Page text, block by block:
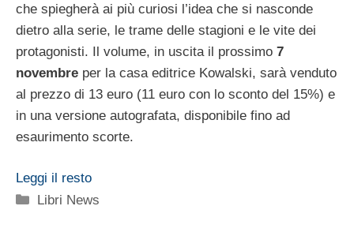
che spiegherà ai più curiosi l’idea che si nasconde
dietro alla serie, le trame delle stagioni e le vite dei
protagonisti. Il volume, in uscita il prossimo 7
novembre per la casa editrice Kowalski, sarà venduto
al prezzo di 13 euro (11 euro con lo sconto del 15%) e
in una versione autografata, disponibile fino ad
esaurimento scorte.
Leggi il resto
Categorie
Libri News